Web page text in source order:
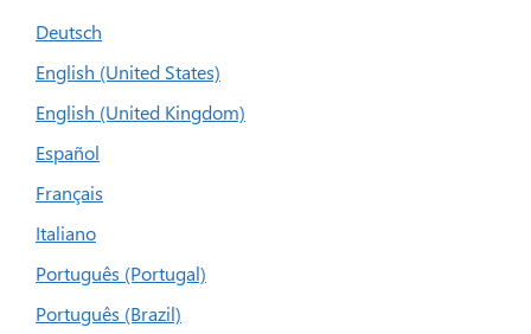
Deutsch
English (United States)
English (United Kingdom)
Español
Français
Italiano
Português (Portugal)
Português (Brazil)